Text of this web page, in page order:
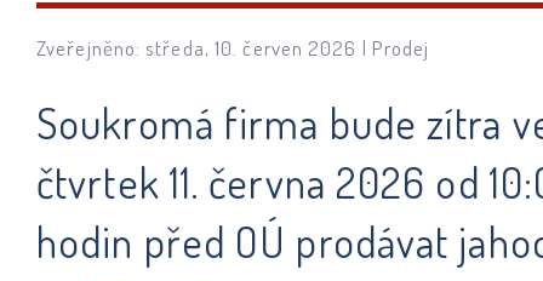
Zveřejněno: středa, 10. červen 2026 | Prodej
Soukromá firma bude zítra
čtvrtek 11. června 2026 od
hodin před OÚ prodávat